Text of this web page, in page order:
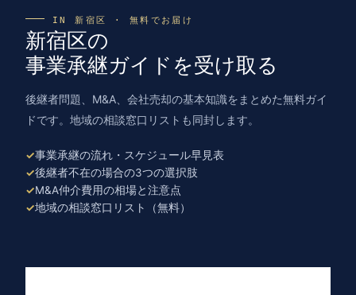
IN 新宿区 · 無料でお届け
新宿区の
事業承継ガイドを受け取る
後継者問題、M&A、会社売却の基本知識をまとめた無料ガイ
ドです。地域の相談窓口リストも同封します。
事業承継の流れ・スケジュール早見表
後継者不在の場合の3つの選択肢
M&A仲介費用の相場と注意点
地域の相談窓口リスト（無料）